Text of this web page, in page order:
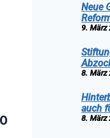
Neue
9. März
8. März
auch
8. März